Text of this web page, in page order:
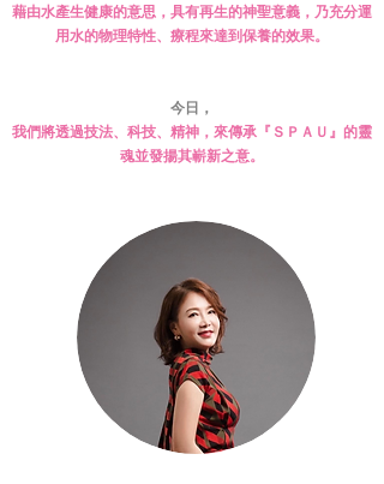
藉由水產生健康的意思，具有再生的神聖意義，乃充分運
用水的物理特性、療程來達到保養的效果。
今日，
我們將透過技法、科技、精神，來傳承『ＳＰＡＵ』的靈
魂並發揚其嶄新之意。